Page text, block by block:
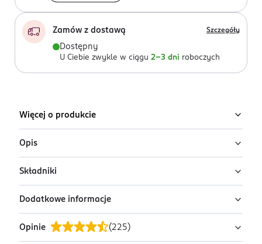
Zamów z dostawą Szczegóły
Dostępny
U Ciebie zwykle w ciągu 2-3 dni roboczych
Więcej o produkcie
Opis
Odświeżająco-łagodzący aloesowy płyn micelarny 3 w
1 Eveline Cosmetics, opracowany w celu
minimalizowania ryzyka alergii usuwa nawet
wodoodporny makijaż, łagodzi podrażnienia,
intensywnie nawilża i regeneruje.
Składniki
Ingredients: : AQUA, PEG-6 CAPRYLIC/CAPRIC
GLYCERIDES, PROPANEDIOL, ALOE BARBADENSIS LEAF
JUICE, PANTHENOL, XYLITYLGLUCOSIDE,
Dodatkowe informacje
PRZYGOTOWANIE I STOSOWANIE
Opinie (225 )